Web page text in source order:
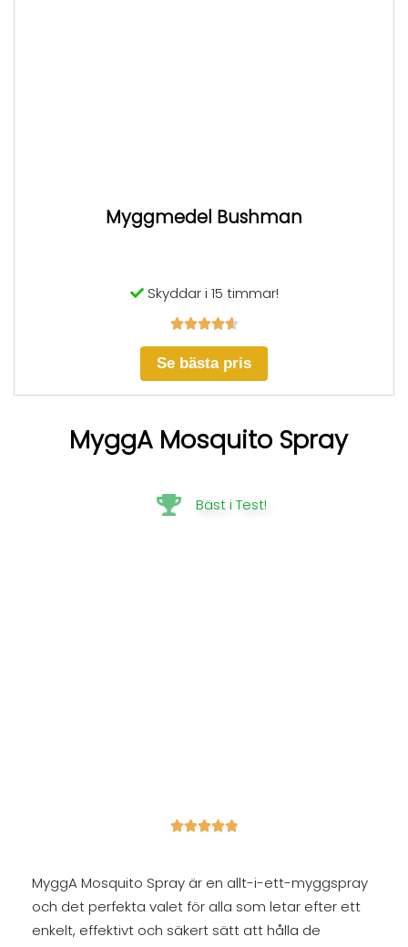
Myggmedel Bushman
Skyddar i 15 timmar!

Se bästa pris
MyggA Mosquito Spray
Bäst i Test!

MyggA Mosquito Spray är en allt-i-ett-myggspray
och det perfekta valet för alla som letar efter ett
enkelt, effektivt och säkert sätt att hålla de